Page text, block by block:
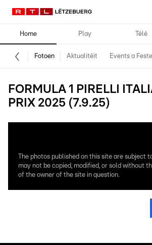
Home Play Télé
Fotoen Aktualitéit Events a
FORMULA 1 PIRELLI
PRIX 2025 (7.9.25)
The photos published on this site are subject
may not be copied, modified, or sold without
of the owner of the site in question.